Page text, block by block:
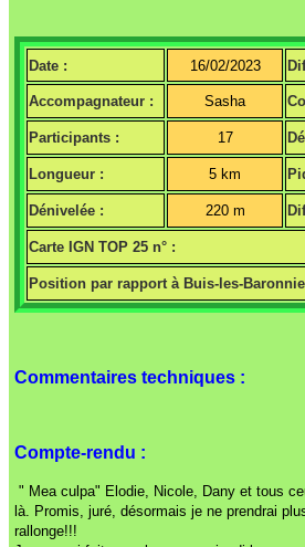
Date : 16/02/2023
Accompagnateur : Sasha
Participants : 17
Longueur : 5 km
Dénivelée : 220 m
Carte IGN TOP 25 n° :
Position par rapport à Buis-les-
Commentaires techniques :
Compte-rendu :
" Mea culpa" Elodie, Nicole, Dany et tous
là. Promis, juré, désormais je ne prendrai
rallonge!!!